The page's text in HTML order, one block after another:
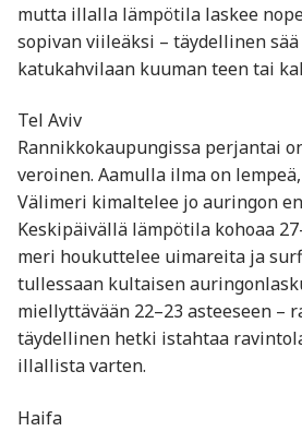
mutta illalla lämpötila laskee
sopivan viileäksi – täydellinen
katukahvilaan kuuman teen tai
Tel Aviv
Rannikkokaupungissa perjantai
veroinen. Aamulla ilma on
Välimeri kimaltelee jo auringon
Keskipäivällä lämpötila kohoaa
meri houkuttelee uimareita ja
tullessaan kultaisen
miellyttävään 22–23 asteeseen –
täydellinen hetki istahtaa
illallista varten.
Haifa